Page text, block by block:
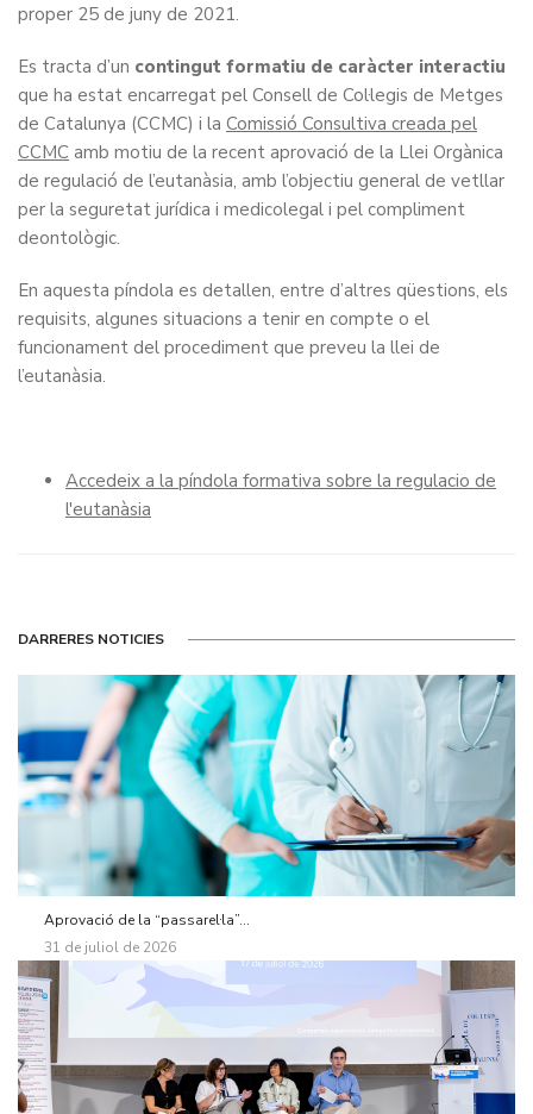
proper 25 de juny de 2021.
Es tracta d’un contingut formatiu de caràcter interactiu
que ha estat encarregat pel Consell de Col·legis de Metges
de Catalunya (CCMC) i la Comissió Consultiva creada pel
CCMC amb motiu de la recent aprovació de la Llei Orgànica
de regulació de l’eutanàsia, amb l’objectiu general de vetllar
per la seguretat jurídica i medicolegal i pel compliment
deontològic.
En aquesta píndola es detallen, entre d’altres qüestions, els
requisits, algunes situacions a tenir en compte o el
funcionament del procediment que preveu la llei de
l’eutanàsia.
Accedeix a la píndola formativa sobre la regulacio de
l'eutanàsia
DARRERES NOTICIES
Aprovació de la “passarel·la”...
31 de juliol de 2026